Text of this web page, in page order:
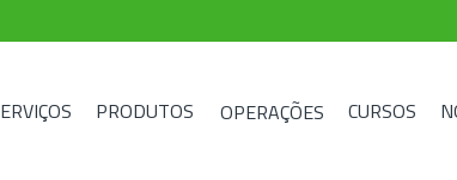
PRODUTOS OPERAÇÕES CURSOS